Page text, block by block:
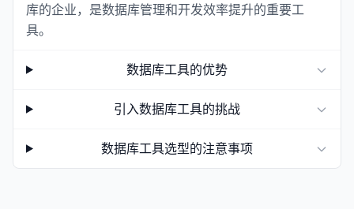
库的企业，是数据库管理和开发效率提升的重要工
具。
数据库工具的优势
引入数据库工具的挑战
数据库工具选型的注意事项